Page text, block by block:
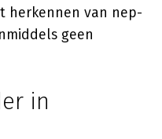
herkennen van nep-
geen
in